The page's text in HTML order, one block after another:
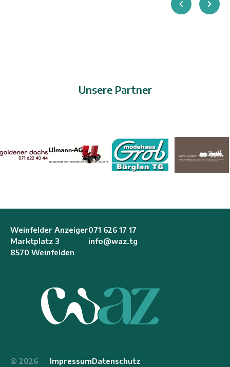
Unsere Partner
Weinfelder Anzeiger
Marktplatz 3
8570 Weinfelden
071 626 17 17
info@waz.tg
© 2026 ImpressumDatenschutz